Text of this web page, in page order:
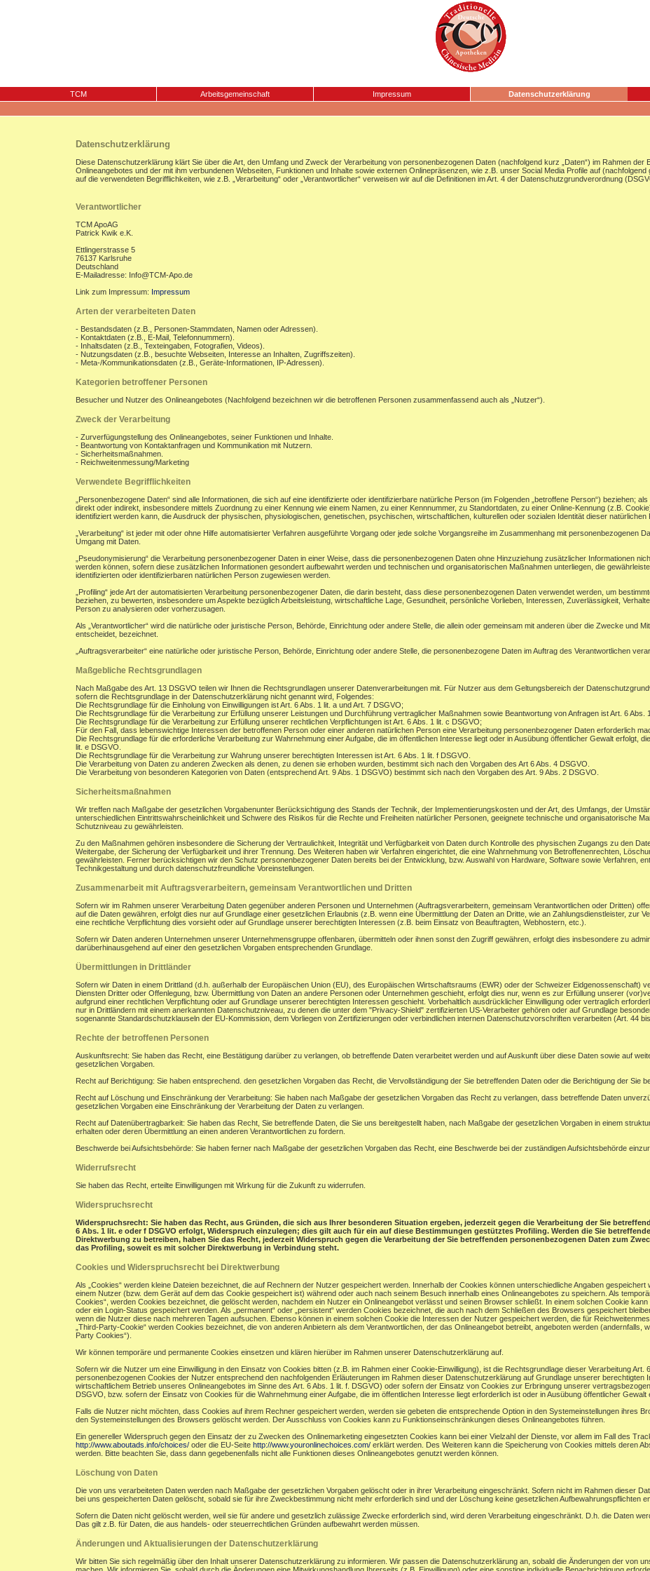
TCM Arbeitsgemeinschaft Impressum Datenschutzerklärung
Datenschutzerklärung
Diese Datenschutzerklärung klärt Sie über die Art, den Umfang und Zweck der Verarbeitung von personenbezogenen Daten (nachfolgend kurz „Daten“) im Rahmen
Onlineangebotes und der mit ihm verbundenen Webseiten, Funktionen und Inhalte sowie externen Onlinepräsenzen, wie z.B. unser Social Media Profile auf (nachfolgend
auf die verwendeten Begrifflichkeiten, wie z.B. „Verarbeitung“ oder „Verantwortlicher“ verweisen wir auf die Definitionen im Art. 4 der Datenschutzgrundverordnung
Verantwortlicher
TCM ApoAG
Patrick Kwik e.K.
Ettlingerstrasse 5
76137 Karlsruhe
Deutschland
E-Mailadresse: Info@TCM-Apo.de
Link zum Impressum: Impressum
Arten der verarbeiteten Daten
- Bestandsdaten (z.B., Personen-Stammdaten, Namen oder Adressen).
- Kontaktdaten (z.B., E-Mail, Telefonnummern).
- Inhaltsdaten (z.B., Texteingaben, Fotografien, Videos).
- Nutzungsdaten (z.B., besuchte Webseiten, Interesse an Inhalten, Zugriffszeiten).
- Meta-/Kommunikationsdaten (z.B., Geräte-Informationen, IP-Adressen).
Kategorien betroffener Personen
Besucher und Nutzer des Onlineangebotes (Nachfolgend bezeichnen wir die betroffenen Personen zusammenfassend auch als „Nutzer“).
Zweck der Verarbeitung
- Zurverfügungstellung des Onlineangebotes, seiner Funktionen und Inhalte.
- Beantwortung von Kontaktanfragen und Kommunikation mit Nutzern.
- Sicherheitsmaßnahmen.
- Reichweitenmessung/Marketing
Verwendete Begrifflichkeiten
„Personenbezogene Daten“ sind alle Informationen, die sich auf eine identifizierte oder identifizierbare natürliche Person (im Folgenden „betroffene Person“) beziehen;
direkt oder indirekt, insbesondere mittels Zuordnung zu einer Kennung wie einem Namen, zu einer Kennnummer, zu Standortdaten, zu einer Online-Kennung (z.B.
identifiziert werden kann, die Ausdruck der physischen, physiologischen, genetischen, psychischen, wirtschaftlichen, kulturellen oder sozialen Identität dieser natürlichen
„Verarbeitung“ ist jeder mit oder ohne Hilfe automatisierter Verfahren ausgeführte Vorgang oder jede solche Vorgangsreihe im Zusammenhang mit personenbezogenen
Umgang mit Daten.
„Pseudonymisierung“ die Verarbeitung personenbezogener Daten in einer Weise, dass die personenbezogenen Daten ohne Hinzuziehung zusätzlicher Informationen
werden können, sofern diese zusätzlichen Informationen gesondert aufbewahrt werden und technischen und organisatorischen Maßnahmen unterliegen, die
identifizierten oder identifizierbaren natürlichen Person zugewiesen werden.
„Profiling“ jede Art der automatisierten Verarbeitung personenbezogener Daten, die darin besteht, dass diese personenbezogenen Daten verwendet werden, um
beziehen, zu bewerten, insbesondere um Aspekte bezüglich Arbeitsleistung, wirtschaftliche Lage, Gesundheit, persönliche Vorlieben, Interessen, Zuverlässigkeit,
Person zu analysieren oder vorherzusagen.
Als „Verantwortlicher“ wird die natürliche oder juristische Person, Behörde, Einrichtung oder andere Stelle, die allein oder gemeinsam mit anderen über die Zwecke und
entscheidet, bezeichnet.
„Auftragsverarbeiter“ eine natürliche oder juristische Person, Behörde, Einrichtung oder andere Stelle, die personenbezogene Daten im Auftrag des Verantwortlichen
Maßgebliche Rechtsgrundlagen
Nach Maßgabe des Art. 13 DSGVO teilen wir Ihnen die Rechtsgrundlagen unserer Datenverarbeitungen mit. Für Nutzer aus dem Geltungsbereich der
sofern die Rechtsgrundlage in der Datenschutzerklärung nicht genannt wird, Folgendes:
Die Rechtsgrundlage für die Einholung von Einwilligungen ist Art. 6 Abs. 1 lit. a und Art. 7 DSGVO;
Die Rechtsgrundlage für die Verarbeitung zur Erfüllung unserer Leistungen und Durchführung vertraglicher Maßnahmen sowie Beantwortung von Anfragen ist Art. 6 Abs.
Die Rechtsgrundlage für die Verarbeitung zur Erfüllung unserer rechtlichen Verpflichtungen ist Art. 6 Abs. 1 lit. c DSGVO;
Für den Fall, dass lebenswichtige Interessen der betroffenen Person oder einer anderen natürlichen Person eine Verarbeitung personenbezogener Daten erforderlich
Die Rechtsgrundlage für die erforderliche Verarbeitung zur Wahrnehmung einer Aufgabe, die im öffentlichen Interesse liegt oder in Ausübung öffentlicher Gewalt erfolgt,
lit. e DSGVO.
Die Rechtsgrundlage für die Verarbeitung zur Wahrung unserer berechtigten Interessen ist Art. 6 Abs. 1 lit. f DSGVO.
Die Verarbeitung von Daten zu anderen Zwecken als denen, zu denen sie erhoben wurden, bestimmt sich nach den Vorgaben des Art 6 Abs. 4 DSGVO.
Die Verarbeitung von besonderen Kategorien von Daten (entsprechend Art. 9 Abs. 1 DSGVO) bestimmt sich nach den Vorgaben des Art. 9 Abs. 2 DSGVO.
Sicherheitsmaßnahmen
Wir treffen nach Maßgabe der gesetzlichen Vorgabenunter Berücksichtigung des Stands der Technik, der Implementierungskosten und der Art, des Umfangs, der
unterschiedlichen Eintrittswahrscheinlichkeit und Schwere des Risikos für die Rechte und Freiheiten natürlicher Personen, geeignete technische und organisatorische
Schutzniveau zu gewährleisten.
Zu den Maßnahmen gehören insbesondere die Sicherung der Vertraulichkeit, Integrität und Verfügbarkeit von Daten durch Kontrolle des physischen Zugangs zu den
Weitergabe, der Sicherung der Verfügbarkeit und ihrer Trennung. Des Weiteren haben wir Verfahren eingerichtet, die eine Wahrnehmung von Betroffenenrechten,
gewährleisten. Ferner berücksichtigen wir den Schutz personenbezogener Daten bereits bei der Entwicklung, bzw. Auswahl von Hardware, Software sowie Verfahren,
Technikgestaltung und durch datenschutzfreundliche Voreinstellungen.
Zusammenarbeit mit Auftragsverarbeitern, gemeinsam Verantwortlichen und Dritten
Sofern wir im Rahmen unserer Verarbeitung Daten gegenüber anderen Personen und Unternehmen (Auftragsverarbeitern, gemeinsam Verantwortlichen oder Dritten)
auf die Daten gewähren, erfolgt dies nur auf Grundlage einer gesetzlichen Erlaubnis (z.B. wenn eine Übermittlung der Daten an Dritte, wie an Zahlungsdienstleister, zur
eine rechtliche Verpflichtung dies vorsieht oder auf Grundlage unserer berechtigten Interessen (z.B. beim Einsatz von Beauftragten, Webhostern, etc.).
Sofern wir Daten anderen Unternehmen unserer Unternehmensgruppe offenbaren, übermitteln oder ihnen sonst den Zugriff gewähren, erfolgt dies insbesondere zu
darüberhinausgehend auf einer den gesetzlichen Vorgaben entsprechenden Grundlage.
Übermittlungen in Drittländer
Sofern wir Daten in einem Drittland (d.h. außerhalb der Europäischen Union (EU), des Europäischen Wirtschaftsraums (EWR) oder der Schweizer Eidgenossenschaft)
Diensten Dritter oder Offenlegung, bzw. Übermittlung von Daten an andere Personen oder Unternehmen geschieht, erfolgt dies nur, wenn es zur Erfüllung unserer
aufgrund einer rechtlichen Verpflichtung oder auf Grundlage unserer berechtigten Interessen geschieht. Vorbehaltlich ausdrücklicher Einwilligung oder vertraglich
nur in Drittländern mit einem anerkannten Datenschutzniveau, zu denen die unter dem "Privacy-Shield" zertifizierten US-Verarbeiter gehören oder auf Grundlage
sogenannte Standardschutzklauseln der EU-Kommission, dem Vorliegen von Zertifizierungen oder verbindlichen internen Datenschutzvorschriften verarbeiten (Art. 44
Rechte der betroffenen Personen
Auskunftsrecht: Sie haben das Recht, eine Bestätigung darüber zu verlangen, ob betreffende Daten verarbeitet werden und auf Auskunft über diese Daten sowie auf
gesetzlichen Vorgaben.
Recht auf Berichtigung: Sie haben entsprechend. den gesetzlichen Vorgaben das Recht, die Vervollständigung der Sie betreffenden Daten oder die Berichtigung der Sie
Recht auf Löschung und Einschränkung der Verarbeitung: Sie haben nach Maßgabe der gesetzlichen Vorgaben das Recht zu verlangen, dass betreffende Daten
gesetzlichen Vorgaben eine Einschränkung der Verarbeitung der Daten zu verlangen.
Recht auf Datenübertragbarkeit: Sie haben das Recht, Sie betreffende Daten, die Sie uns bereitgestellt haben, nach Maßgabe der gesetzlichen Vorgaben in einem
erhalten oder deren Übermittlung an einen anderen Verantwortlichen zu fordern.
Beschwerde bei Aufsichtsbehörde: Sie haben ferner nach Maßgabe der gesetzlichen Vorgaben das Recht, eine Beschwerde bei der zuständigen Aufsichtsbehörde
Widerrufsrecht
Sie haben das Recht, erteilte Einwilligungen mit Wirkung für die Zukunft zu widerrufen.
Widerspruchsrecht
Widerspruchsrecht: Sie haben das Recht, aus Gründen, die sich aus Ihrer besonderen Situation ergeben, jederzeit gegen die Verarbeitung der Sie
6 Abs. 1 lit. e oder f DSGVO erfolgt, Widerspruch einzulegen; dies gilt auch für ein auf diese Bestimmungen gestütztes Profiling. Werden die Sie
Direktwerbung zu betreiben, haben Sie das Recht, jederzeit Widerspruch gegen die Verarbeitung der Sie betreffenden personenbezogenen Daten zum
das Profiling, soweit es mit solcher Direktwerbung in Verbindung steht.
Cookies und Widerspruchsrecht bei Direktwerbung
Als „Cookies“ werden kleine Dateien bezeichnet, die auf Rechnern der Nutzer gespeichert werden. Innerhalb der Cookies können unterschiedliche Angaben
einem Nutzer (bzw. dem Gerät auf dem das Cookie gespeichert ist) während oder auch nach seinem Besuch innerhalb eines Onlineangebotes zu speichern. Als
Cookies“, werden Cookies bezeichnet, die gelöscht werden, nachdem ein Nutzer ein Onlineangebot verlässt und seinen Browser schließt. In einem solchen Cookie
oder ein Login-Status gespeichert werden. Als „permanent“ oder „persistent“ werden Cookies bezeichnet, die auch nach dem Schließen des Browsers gespeichert
wenn die Nutzer diese nach mehreren Tagen aufsuchen. Ebenso können in einem solchen Cookie die Interessen der Nutzer gespeichert werden, die für
„Third-Party-Cookie“ werden Cookies bezeichnet, die von anderen Anbietern als dem Verantwortlichen, der das Onlineangebot betreibt, angeboten werden
Party Cookies“).
Wir können temporäre und permanente Cookies einsetzen und klären hierüber im Rahmen unserer Datenschutzerklärung auf.
Sofern wir die Nutzer um eine Einwilligung in den Einsatz von Cookies bitten (z.B. im Rahmen einer Cookie-Einwilligung), ist die Rechtsgrundlage dieser Verarbeitung Art.
personenbezogenen Cookies der Nutzer entsprechend den nachfolgenden Erläuterungen im Rahmen dieser Datenschutzerklärung auf Grundlage unserer
wirtschaftlichem Betrieb unseres Onlineangebotes im Sinne des Art. 6 Abs. 1 lit. f. DSGVO) oder sofern der Einsatz von Cookies zur Erbringung unserer
DSGVO, bzw. sofern der Einsatz von Cookies für die Wahrnehmung einer Aufgabe, die im öffentlichen Interesse liegt erforderlich ist oder in Ausübung öffentlicher Gewalt
Falls die Nutzer nicht möchten, dass Cookies auf ihrem Rechner gespeichert werden, werden sie gebeten die entsprechende Option in den Systemeinstellungen ihres
den Systemeinstellungen des Browsers gelöscht werden. Der Ausschluss von Cookies kann zu Funktionseinschränkungen dieses Onlineangebotes führen.
Ein genereller Widerspruch gegen den Einsatz der zu Zwecken des Onlinemarketing eingesetzten Cookies kann bei einer Vielzahl der Dienste, vor allem im Fall des
http://www.aboutads.info/choices/ oder die EU-Seite http://www.youronlinechoices.com/ erklärt werden. Des Weiteren kann die Speicherung von Cookies mittels deren
werden. Bitte beachten Sie, dass dann gegebenenfalls nicht alle Funktionen dieses Onlineangebotes genutzt werden können.
Löschung von Daten
Die von uns verarbeiteten Daten werden nach Maßgabe der gesetzlichen Vorgaben gelöscht oder in ihrer Verarbeitung eingeschränkt. Sofern nicht im Rahmen dieser
bei uns gespeicherten Daten gelöscht, sobald sie für ihre Zweckbestimmung nicht mehr erforderlich sind und der Löschung keine gesetzlichen Aufbewahrungspflichten
Sofern die Daten nicht gelöscht werden, weil sie für andere und gesetzlich zulässige Zwecke erforderlich sind, wird deren Verarbeitung eingeschränkt. D.h. die Daten
Das gilt z.B. für Daten, die aus handels- oder steuerrechtlichen Gründen aufbewahrt werden müssen.
Änderungen und Aktualisierungen der Datenschutzerklärung
Wir bitten Sie sich regelmäßig über den Inhalt unserer Datenschutzerklärung zu informieren. Wir passen die Datenschutzerklärung an, sobald die Änderungen der von